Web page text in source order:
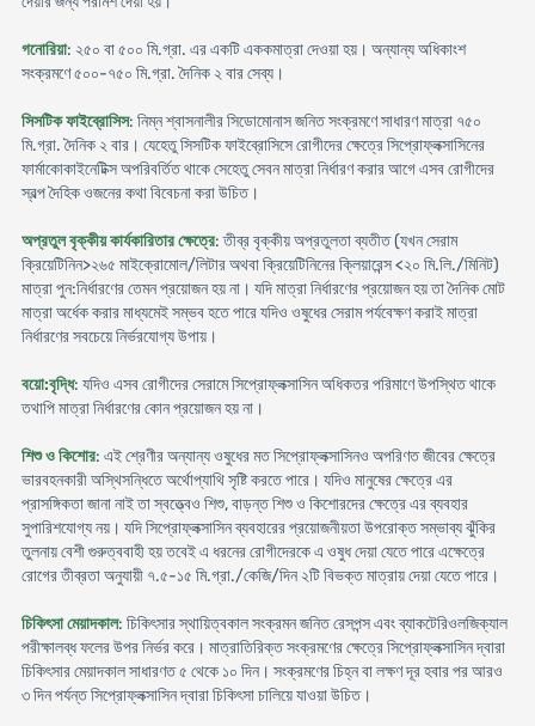
গনোরিয়া: ২৫০ বা ৫০০ মি.গ্রা. এর একটি এককমাত্রা দেওয়া হয়। অন্যান্য অধিকাংশ
সংক্রমণে ৫০০-৭৫০ মি.গ্রা. দৈনিক ২ বার সেব্য।
সিসটিক ফাইব্রোসিস: নিম্ন শ্বাসনালীর সিডোমোনাস জনিত সংক্রমণে সাধারণ মাত্রা ৭৫০
মি.গ্রা. দৈনিক ২ বার। যেহেতু সিসটিক ফাইব্রোসিসে রোগীদের ক্ষেত্রে সিপ্রোফ্লক্সাসিনের
ফার্মাকোকাইনেটিক্স অপরিবর্তিত থাকে সেহেতু সেবন মাত্রা নির্ধারণ করার আগে এসব রোগীদের
স্বল্প দৈহিক ওজনের কথা বিবেচনা করা উচিত।
অপ্রতুল বৃক্কীয় কার্যকারিতার ক্ষেত্রে: তীব্র বৃক্কীয় অপ্রতুলতা ব্যতীত (যখন সেরাম
ক্রিয়েটিনিন>২৬৫ মাইক্রোমোল/লিটার অথবা ক্রিয়েটিনিনের ক্লিয়ারেন্স <২০ মি.লি./মিনিট)
মাত্রা পুন:নির্ধারণের তেমন প্রয়োজন হয় না। যদি মাত্রা নির্ধারণের প্রয়োজন হয় তা দৈনিক মোট
মাত্রা অর্ধেক করার মাধ্যমেই সম্ভব হতে পারে যদিও ওষুধের সেরাম পর্যবেক্ষণ করাই মাত্রা
নির্ধারণের সবচেয়ে নির্ভরযোগ্য উপায়।
বয়ো:বৃদ্ধি: যদিও এসব রোগীদের সেরামে সিপ্রোফ্লক্সাসিন অধিকতর পরিমাণে উপস্থিত থাকে
তথাপি মাত্রা নির্ধারণের কোন প্রয়োজন হয় না।
শিশু ও কিশোর: এই শ্রেণীর অন্যান্য ওষুধের মত সিপ্রোফ্লক্সাসিনও অপরিণত জীবের ক্ষেত্রে
ভারবহনকারী অস্থিসন্ধিতে অর্থোপ্যাথি সৃষ্টি করতে পারে। যদিও মানুষের ক্ষেত্রে এর
প্রাসঙ্গিকতা জানা নাই তা স্বত্ত্বেও শিশু, বাড়ন্ত শিশু ও কিশোরদের ক্ষেত্রে এর ব্যবহার
সুপারিশযোগ্য নয়। যদি সিপ্রোফ্লক্সাসিন ব্যবহারের প্রয়োজনীয়তা উপরোক্ত সম্ভাব্য ঝুঁকির
তুলনায় বেশী গুরুত্ববাহী হয় তবেই এ ধরনের রোগীদেরকে এ ওষুধ দেয়া যেতে পারে এক্ষেত্রে
রোগের তীব্রতা অনুযায়ী ৭.৫-১৫ মি.গ্রা./কেজি/দিন ২টি বিভক্ত মাত্রায় দেয়া যেতে পারে।
চিকিৎসা মেয়াদকাল: চিকিৎসার স্থায়িত্বকাল সংক্রমন জনিত রেসপন্স এবং ব্যাকটেরিওলজিক্যাল
পরীক্ষালব্ধ ফলের উপর নির্ভর করে। মাত্রাতিরিক্ত সংক্রমণের ক্ষেত্রে সিপ্রোফ্লক্সাসিন দ্বারা
চিকিৎসার মেয়াদকাল সাধারণত ৫ থেকে ১০ দিন। সংক্রমণের চিহ্ন বা লক্ষণ দূর হবার পর আরও
৩ দিন পর্যন্ত সিপ্রোফ্লক্সাসিন দ্বারা চিকিৎসা চালিয়ে যাওয়া উচিত।